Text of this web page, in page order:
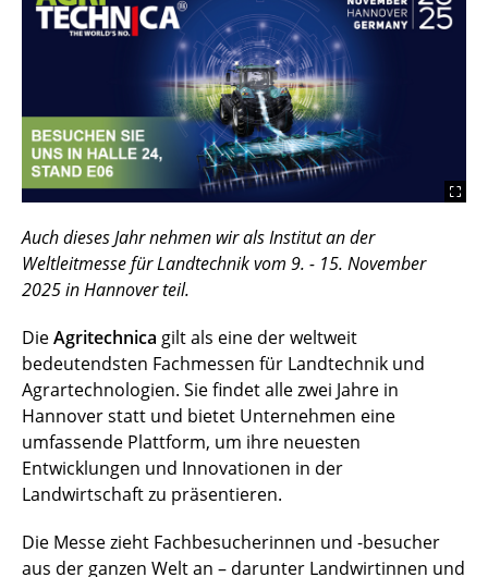
Auch dieses Jahr nehmen wir als Institut an der
Weltleitmesse für Landtechnik vom 9. - 15. November
2025 in Hannover teil.
DieAgritechnica gilt als eine der weltweit
bedeutendsten Fachmessen für Landtechnik und
Agrartechnologien. Sie findet alle zwei Jahre in
Hannover statt und bietet Unternehmen eine
umfassende Plattform, um ihre neuesten
Entwicklungen und Innovationen in der
Landwirtschaft zu präsentieren.
Die Messe zieht Fachbesucherinnen und -besucher
aus der ganzen Welt an – darunter Landwirtinnen und